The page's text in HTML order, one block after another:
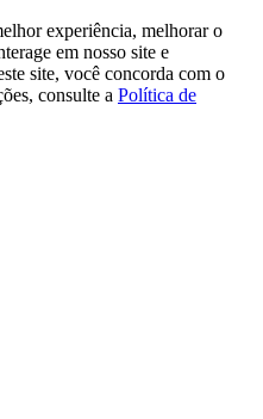
experiência, melhorar o
em nosso site e
site, você concorda com o
consulte a Política de